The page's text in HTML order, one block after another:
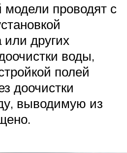
проводят с
других
воды,
полей
доочистки
выводимую из